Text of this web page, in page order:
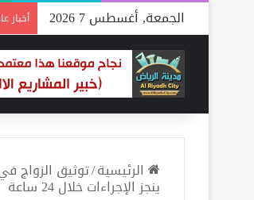
الجمعة, أغسطس 7 2026 أخبار
الرئيسية/توثيق الزواج
ينجز الإجراءات خلال 24 ساعة